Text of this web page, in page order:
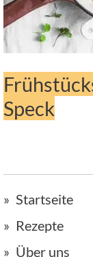
Speck
Startseite
Rezepte
Über uns